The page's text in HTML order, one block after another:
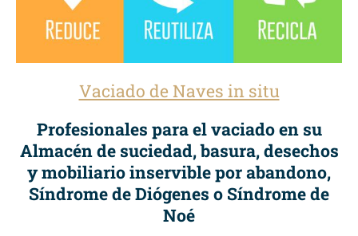
Vaciado de Naves in situ
Profesionales para el vaciado en su
Almacén de suciedad, basura, desechos
y mobiliario inservible por abandono,
Síndrome de Diógenes o Síndrome de
Noé